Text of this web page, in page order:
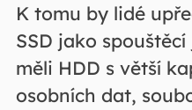
K tomu by lidé
SSD jako
měli HDD s větší
osobních dat,